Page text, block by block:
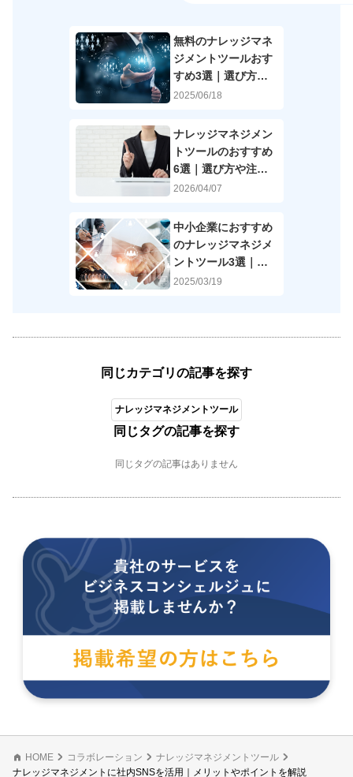
無料のナレッジマネ
ジメントツールおす
すめ3選｜選び方も
解説
2025/06/18
ナレッジマネジメン
トツールのおすすめ
6選｜選び方や注意
点も解説
2026/04/07
中小企業におすすめ
のナレッジマネジメ
ントツール3選｜選
び方も解説
2025/03/19
同じカテゴリの記事を探す
ナレッジマネジメントツール
同じタグの記事を探す
同じタグの記事はありません
HOME コラボレーション
ナレッジマネジメントツール
ナレッジマネジメントに社内SNSを活用｜メリットやポイントを解説